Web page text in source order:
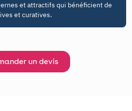
et attractifs qui bénéficient de
et curatives.
un devis